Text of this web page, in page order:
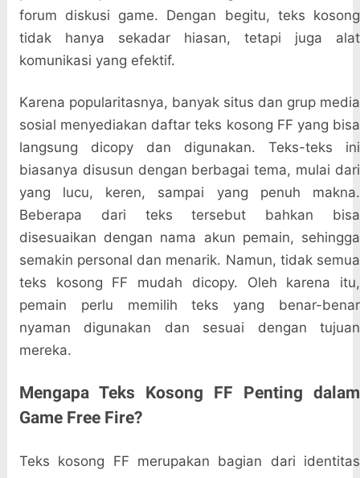
forum diskusi game. Dengan begitu, teks kosong
tidak hanya sekadar hiasan, tetapi juga alat
komunikasi yang efektif.
Karena popularitasnya, banyak situs dan grup media
sosial menyediakan daftar teks kosong FF yang bisa
langsung dicopy dan digunakan. Teks-teks ini
biasanya disusun dengan berbagai tema, mulai dari
yang lucu, keren, sampai yang penuh makna.
Beberapa dari teks tersebut bahkan bisa
disesuaikan dengan nama akun pemain, sehingga
semakin personal dan menarik. Namun, tidak semua
teks kosong FF mudah dicopy. Oleh karena itu,
pemain perlu memilih teks yang benar-benar
nyaman digunakan dan sesuai dengan tujuan
mereka.
Mengapa Teks Kosong FF Penting dalam
Game Free Fire?
Teks kosong FF merupakan bagian dari identitas